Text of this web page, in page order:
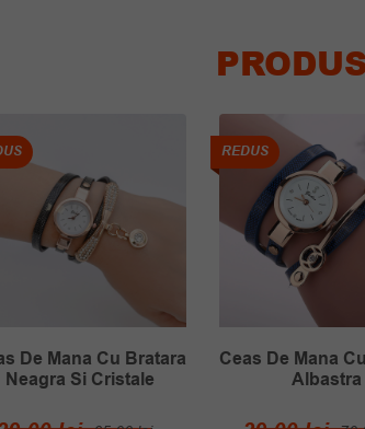
De Mana Cu Bratara
Neagra Si Cristale
REDUS
Ceas De Mana
Albastra